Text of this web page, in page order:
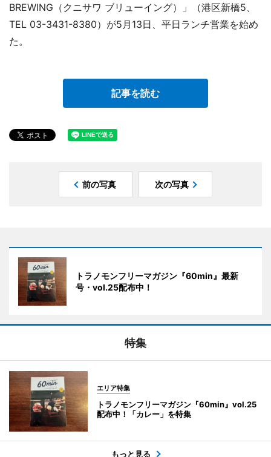
BREWING（クニサワ ブリューイング）」（港区新橋5、
TEL 03-3431-8380）が5月13日、平日ランチ営業を始め
た。
記事を読む
前の写真 次の写真
トラノモンフリーマガジン『60min』最新
号・vol.25配布中！
特集
エリア特集
トラノモンフリーマガジン『60min』vol.25
配布中！「カレー」を特集
もっと見る